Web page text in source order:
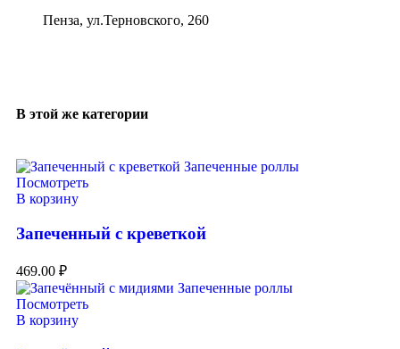
Пенза, ул.Терновского, 260
В этой же категории
Посмотреть
В корзину
Запеченный с креветкой
469.00 ₽
Посмотреть
В корзину